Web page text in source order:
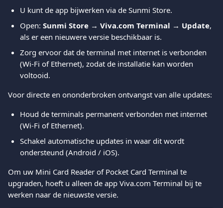
U kunt de app bijwerken via de Sunmi Store.
Open: Sunmi Store → Viva.com Terminal → Update,
als er een nieuwere versie beschikbaar is.
Zorg ervoor dat de terminal met internet is verbonden
(Wi-Fi of Ethernet), zodat de installatie kan worden
voltooid.
Voor directe en ononderbroken ontvangst van alle updates:
Houd de terminals permanent verbonden met internet
(Wi-Fi of Ethernet).
Schakel automatische updates in waar dit wordt
ondersteund (Android / iOS).
Om uw Mini Card Reader of Pocket Card Terminal te
upgraden, hoeft u alleen de app Viva.com Terminal bij te
werken naar de nieuwste versie.